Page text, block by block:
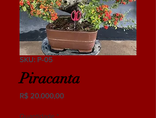
SKU: P-05
Piracanta
R$ 20.000,00Preço
Quantidade *